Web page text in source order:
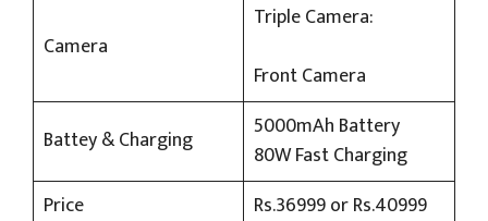
Camera
Triple Camera:
Front Camera
Battey & Charging
5000mAh Battery
80W Fast Charging
Price
Rs.36999 or Rs.40999